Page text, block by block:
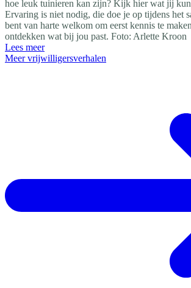
hoe leuk tuinieren kan zijn? Kijk hier wat jij
Ervaring is niet nodig, die doe je op tijdens het
bent van harte welkom om eerst kennis te
ontdekken wat bij jou past. Foto: Arlette Kroon
Lees meer
Meer vrijwilligersverhalen